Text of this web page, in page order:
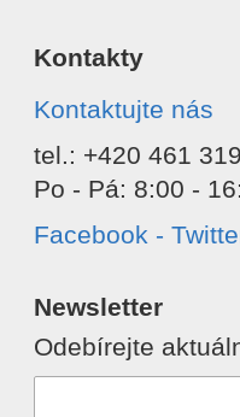
Kontakty
Kontaktujte nás
tel.: +420 461
Po - Pá: 8:00 -
Facebook -
Newsletter
Odebírejte